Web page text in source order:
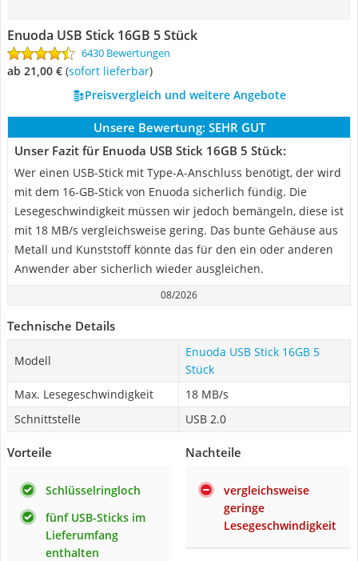
Enuoda USB Stick 16GB 5 Stück
6430 Bewertungen
ab 21,00 € ( Sofort lieferbar)
Preisvergleich und weitere Angebote
Unsere Bewertung: SEHR GUT
Unser Fazit für Enuoda USB Stick 16GB 5 Stück:
Wer einen USB-Stick mit Type-A-Anschluss benötigt, der wird
mit dem 16-GB-Stick von Enuoda sicherlich fündig. Die
Lesegeschwindigkeit müssen wir jedoch bemängeln, diese ist
mit 18 MB/s vergleichsweise gering. Das bunte Gehäuse aus
Metall und Kunststoff könnte das für den ein oder anderen
Anwender aber sicherlich wieder ausgleichen.
08/2026
Technische Details
Modell
Enuoda USB Stick 16GB 5
Stück
Max. Lesegeschwindigkeit
18 MB/s
Schnittstelle
USB 2.0
Vorteile
Schlüsselringloch
fünf USB-Sticks im
Lieferumfang
enthalten
Nachteile
vergleichsweise
geringe
Lesegeschwindigkeit